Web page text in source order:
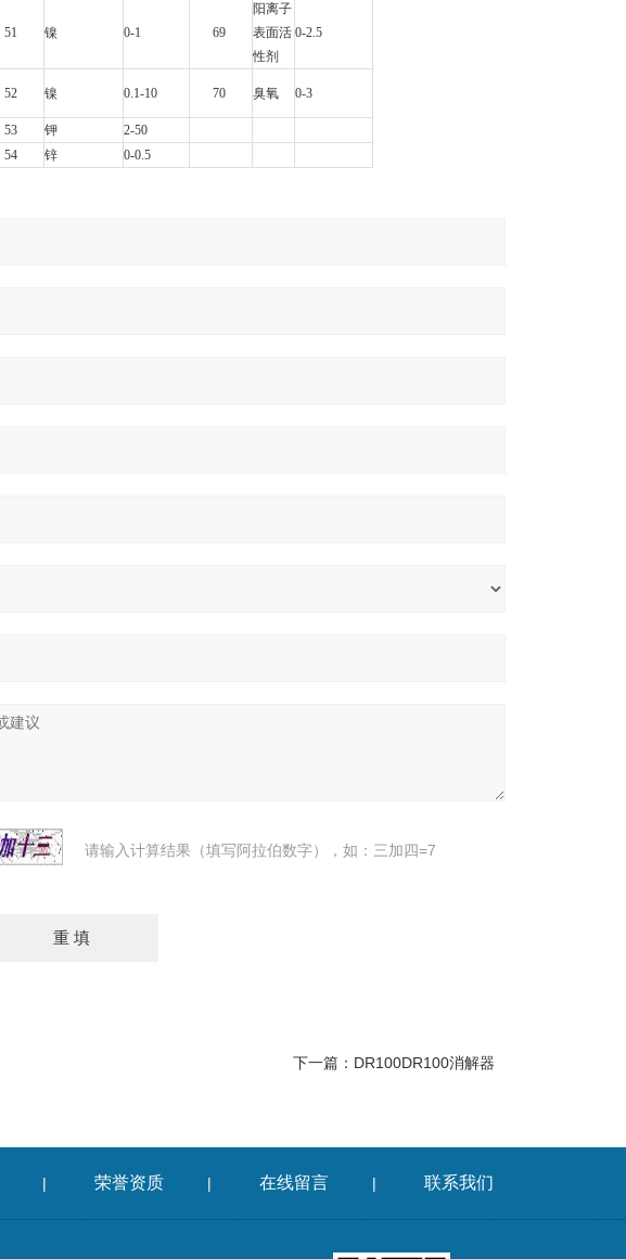
51 镍 0-1 69
阳离子
表面活
性剂
0-2.5
52 镍 0.1-10 70 臭氧 0-3
53 钾
2-50
54 锌 0-0.5
请输入计算结果（填写阿拉伯数字），如：三加四=7
下一篇： DR100DR100消解器
| 荣誉资质 | 在线留言 | 联系我们